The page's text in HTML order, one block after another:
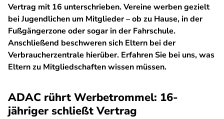
Vertrag mit 16 unterschrieben. Vereine werben gezielt
bei Jugendlichen um Mitglieder – ob zu Hause, in der
Fußgängerzone oder sogar in der Fahrschule.
Anschließend beschweren sich Eltern bei der
Verbraucherzentrale hierüber. Erfahren Sie bei uns, was
Eltern zu Mitgliedschaften wissen müssen.
ADAC rührt Werbetrommel: 16-
jähriger schließt Vertrag